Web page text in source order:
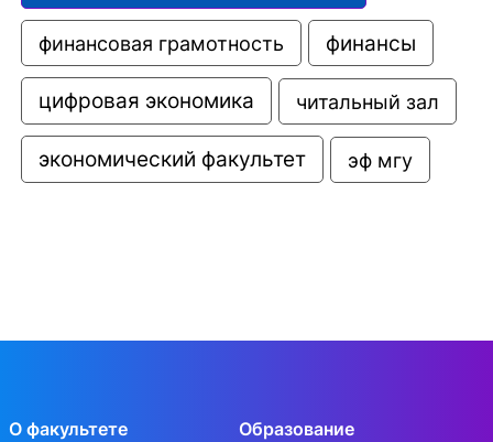
финансовая грамотность финансы
цифровая экономика читальный зал
экономический факультет эф мгу
О факультете Образование